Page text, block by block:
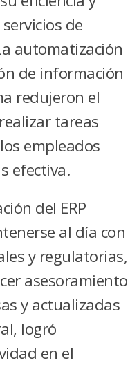
de
automatización
de información
redujeron el
tareas
empleados
efectiva.
del ERP
al día con
y regulatorias,
asesoramiento
y actualizadas
logró
en el